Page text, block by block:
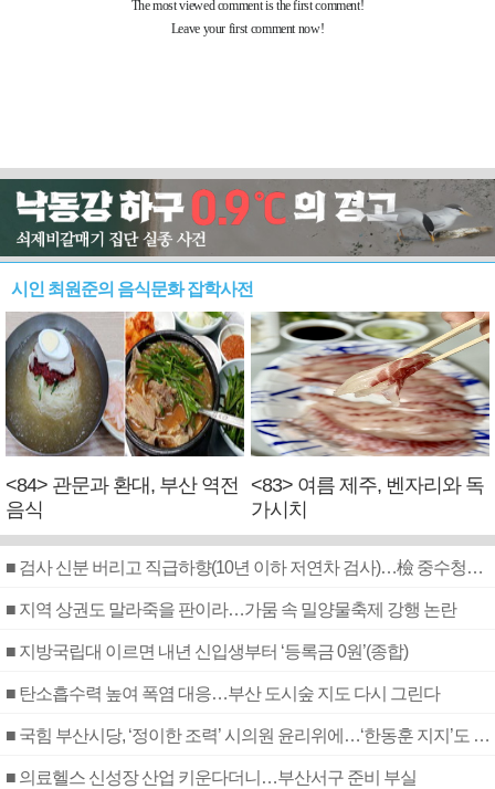
시인 최원준의 음식문화 잡학사전
<84> 관문과 환대, 부산 역전
음식
<83> 여름 제주, 벤자리와 독
가시치
■ 검사 신분 버리고 직급하향(10년 이하 저연차 검사)…檢 중수청행 기피
■ 지역 상권도 말라죽을 판이라…가뭄 속 밀양물축제 강행 논란
■ 지방국립대 이르면 내년 신입생부터 ‘등록금 0원’(종합)
■ 탄소흡수력 높여 폭염 대응…부산 도시숲 지도 다시 그린다
■ 국힘 부산시당, ‘정이한 조력’ 시의원 윤리위에…‘한동훈 지지’도 신고접수
■ 의료헬스 신성장 산업 키운다더니…부산서구 준비 부실